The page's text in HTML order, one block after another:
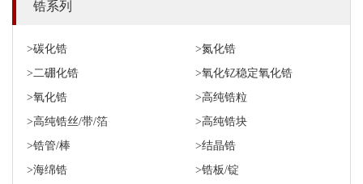
锆系列
>碳化锆
>氮化锆
>二硼化锆
>氧化钇稳定氧化锆
>氧化锆
>高纯锆粒
>高纯锆丝/带/箔
>高纯锆块
>锆管/棒
>结晶锆
>海绵锆
>锆板/锭